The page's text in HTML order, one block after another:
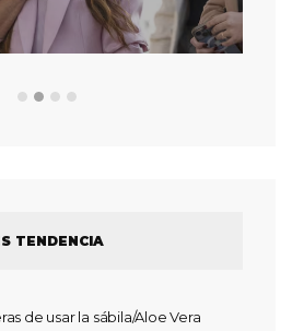
TENDENCIA
de usar la sábila/Aloe Vera